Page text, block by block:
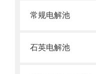
常规电解池
石英电解池